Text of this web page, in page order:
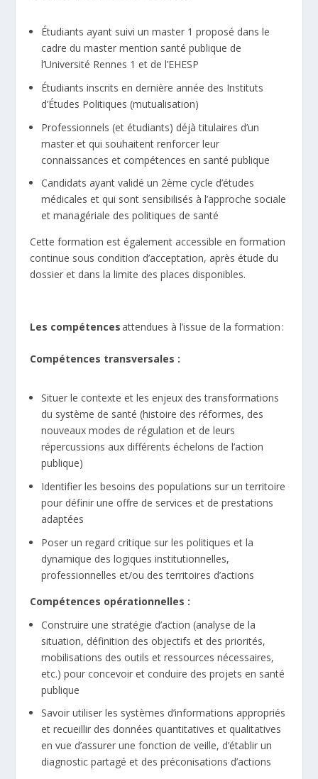
Étudiants ayant suivi un master 1 proposé dans le
cadre du master mention santé publique de
l’Université Rennes 1 et de l’EHESP
Étudiants inscrits en dernière année des Instituts
d’Études Politiques (mutualisation)
Professionnels (et étudiants) déjà titulaires d’un
master et qui souhaitent renforcer leur
connaissances et compétences en santé publique
Candidats ayant validé un 2ème cycle d’études
médicales et qui sont sensibilisés à l’approche sociale
et managériale des politiques de santé
Cette formation est également accessible en formation
continue sous condition d’acceptation, après étude du
dossier et dans la limite des places disponibles.
Les compétencesattendues à l’issue de la formation :
Compétences transversales :
Situer le contexte et les enjeux des transformations
du système de santé (histoire des réformes, des
nouveaux modes de régulation et de leurs
répercussions aux différents échelons de l’action
publique)
Identifier les besoins des populations sur un territoire
pour définir une offre de services et de prestations
adaptées
Poser un regard critique sur les politiques et la
dynamique des logiques institutionnelles,
professionnelles et/ou des territoires d’actions
Compétences opérationnelles :
Construire une stratégie d’action (analyse de la
situation, définition des objectifs et des priorités,
mobilisations des outils et ressources nécessaires,
etc.) pour concevoir et conduire des projets en santé
publique
Savoir utiliser les systèmes d’informations appropriés
et recueillir des données quantitatives et qualitatives
en vue d’assurer une fonction de veille, d’établir un
diagnostic partagé et des préconisations d’actions